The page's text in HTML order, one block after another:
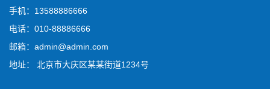
手机：13588886666
电话：010-88886666
邮箱：admin@admin.com
地址： 北京市大庆区某某街道1234号